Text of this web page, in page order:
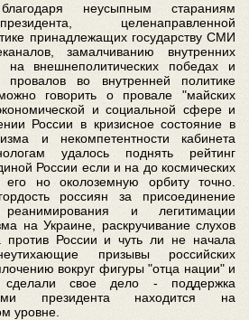
неусыпным стараниям
целенаправленной
принадлежащих государству СМИ
замалчиванию внутренних
на внешнеполитических победах и
во внутренней политике
говорить о провале "майских
и социальной сфере и
России в кризисное состояние в
и некомпетентности кабинета
удалось поднять рейтинг
России если и на до космических
но околоземную орбиту точно.
россиян за присоединение
и легитимации
на Украине, раскручивание слухов
против России и чуть ли не начала
призывы российских
вокруг фигуры "отца нации" и
сделали свое дело - поддержка
президента находится на
уровне.